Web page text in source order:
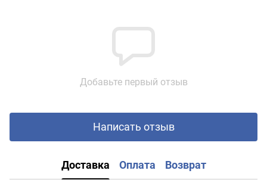
Добавьте первый отзыв
Написать отзыв
Доставка Оплата Возврат